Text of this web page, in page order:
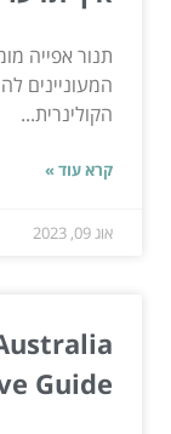
תנור אפייה
המעוניינים
הקולינרית...
קרא עוד »
אוג 09, 2023
Guide